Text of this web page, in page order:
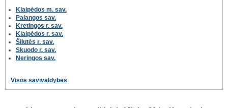
Klaipėdos m. sav.
Palangos sav.
Kretingos r. sav.
Klaipėdos r. sav.
Šilutės r. sav.
Skuodo r. sav.
Neringos sav.
Visos savivaldybės